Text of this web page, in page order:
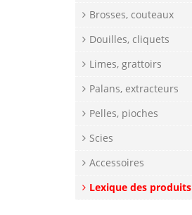
Brosses, couteaux
Douilles, cliquets
Limes, grattoirs
Palans, extracteurs
Pelles, pioches
Scies
Accessoires
Lexique des produits